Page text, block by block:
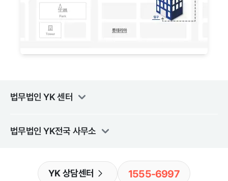
법무법인 YK센터
법무법인 YK전국 사무소
YK 상담센터 1555-6997